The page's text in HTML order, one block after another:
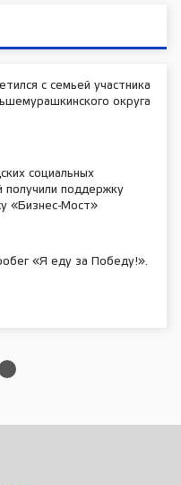
с семьей участника
округа
социальных
получили поддержку
«Бизнес-Мост»
«Я еду за Победу!».